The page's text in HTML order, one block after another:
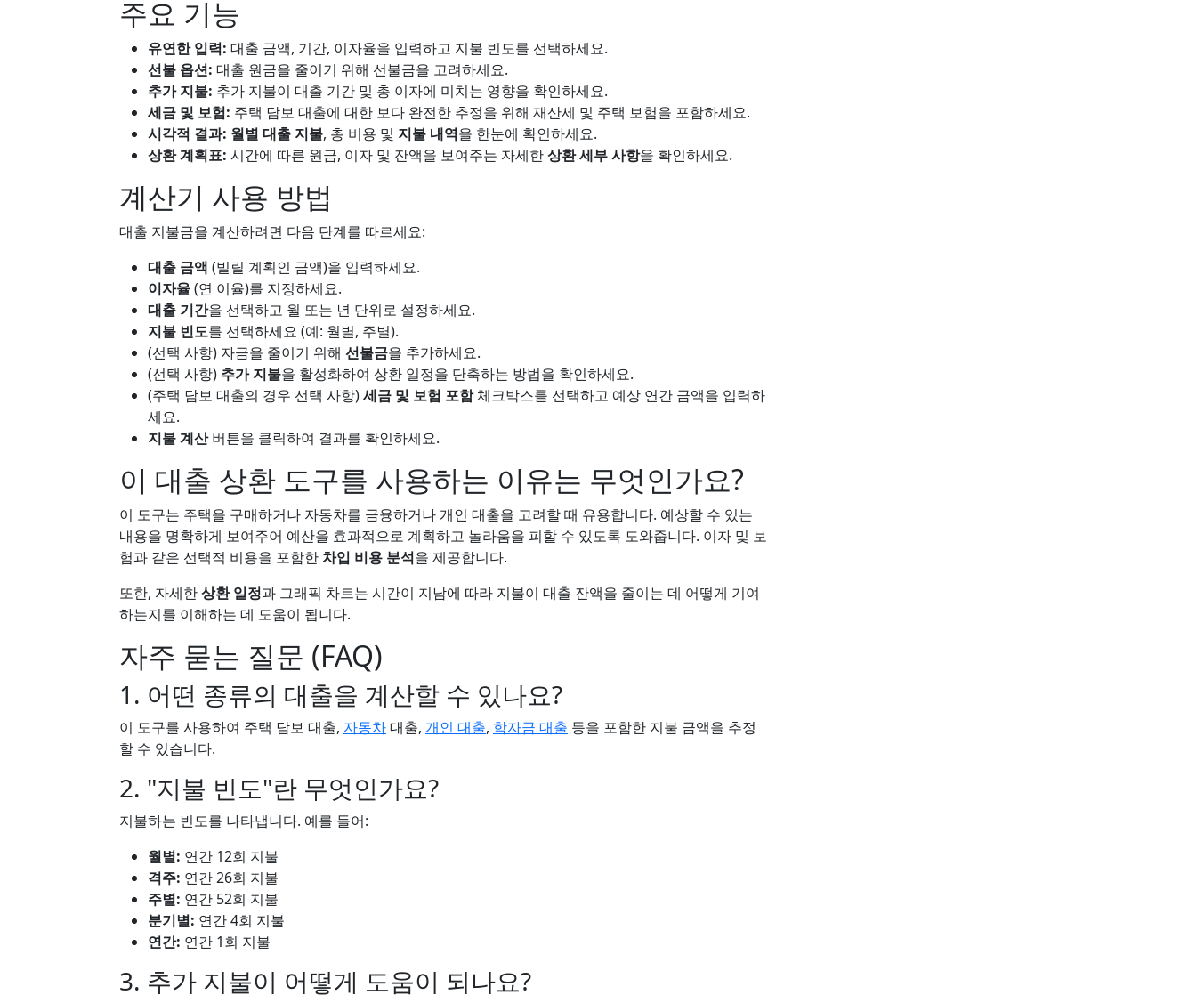
주요 기능
유연한 입력: 대출 금액, 기간, 이자율을 입력하고 지불 빈도를 선택하세요.
선불 옵션: 대출 원금을 줄이기 위해 선불금을 고려하세요.
추가 지불: 추가 지불이 대출 기간 및 총 이자에 미치는 영향을 확인하세요.
세금 및 보험: 주택 담보 대출에 대한 보다 완전한 추정을 위해 재산세 및 주택 보험을 포함하세요.
시각적 결과: 월별 대출 지불, 총 비용 및 지불 내역을 한눈에 확인하세요.
상환 계획표: 시간에 따른 원금, 이자 및 잔액을 보여주는 자세한상환 세부 사항을 확인하세요.
계산기 사용 방법
대출 지불금을 계산하려면 다음 단계를 따르세요:
대출 금액 (빌릴 계획인 금액)을 입력하세요.
이자율(연 이율)를 지정하세요.
대출 기간을 선택하고 월 또는 년 단위로 설정하세요.
지불 빈도를 선택하세요 (예: 월별, 주별).
(선택 사항) 자금을 줄이기 위해 선불금을 추가하세요.
(선택 사항) 추가 지불을 활성화하여 상환 일정을 단축하는 방법을 확인하세요.
(주택 담보 대출의 경우 선택 사항)세금 및 보험 포함체크박스를 선택하고 예상 연간 금액을 입력하
세요.
지불 계산버튼을 클릭하여 결과를 확인하세요.
이 대출 상환 도구를 사용하는 이유는 무엇인가요?
이 도구는 주택을 구매하거나 자동차를 금융하거나 개인 대출을 고려할 때 유용합니다. 예상할 수 있는
내용을 명확하게 보여주어 예산을 효과적으로 계획하고 놀라움을 피할 수 있도록 도와줍니다. 이자 및 보
험과 같은 선택적 비용을 포함한 차입 비용 분석을 제공합니다.
또한, 자세한상환 일정과 그래픽 차트는 시간이 지남에 따라 지불이 대출 잔액을 줄이는 데 어떻게 기여
하는지를 이해하는 데 도움이 됩니다.
자주 묻는 질문 (FAQ)
1. 어떤 종류의 대출을 계산할 수 있나요?
이 도구를 사용하여 주택 담보 대출, 자동차대출, 개인 대출, 학자금 대출 등을 포함한 지불 금액을 추정
할 수 있습니다.
2. "지불 빈도"란 무엇인가요?
지불하는 빈도를 나타냅니다. 예를 들어:
월별: 연간 12회 지불
격주: 연간 26회 지불
주별: 연간 52회 지불
분기별: 연간 4회 지불
연간: 연간 1회 지불
3. 추가 지불이 어떻게 도움이 되나요?